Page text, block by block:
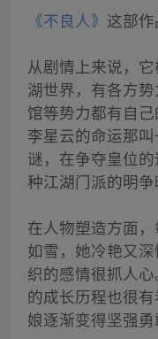
《不良人》 这部作
从剧情上来说，
湖世界，有各方
馆等势力都有自
李星云的命运那
谜，在争夺皇位
种江湖门派的明争
在人物塑造方面
如雪，她冷艳又
织的感情很抓人
的成长历程也很
娘逐渐变得坚强勇